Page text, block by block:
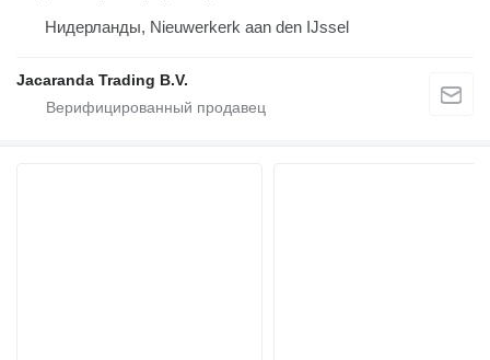
Нидерланды, Nieuwerkerk aan den IJssel
Jacaranda Trading B.V.